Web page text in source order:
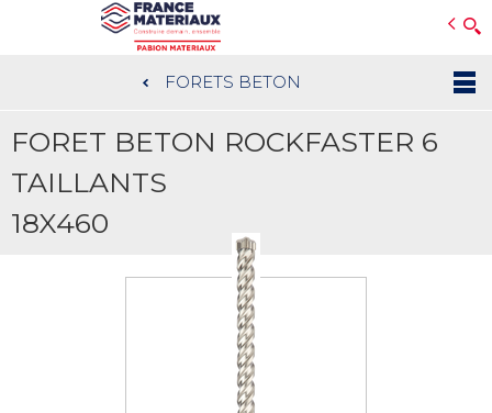
au
contenu
FORETS BETON
FORET BETON ROCKFASTER 6
TAILLANTS
18X460